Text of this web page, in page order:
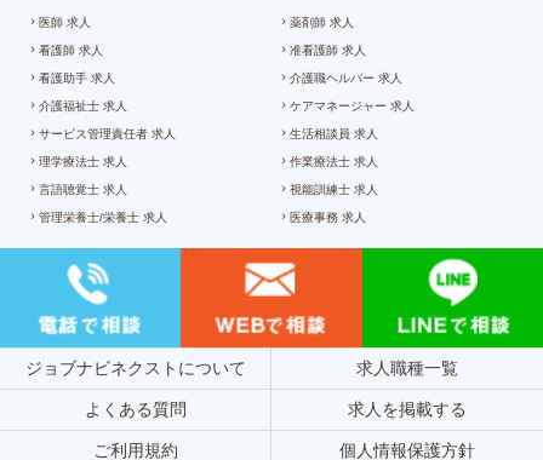
医師 求人 薬剤師 求人
看護師 求人 准看護師 求人
看護助手 求人 介護職ヘルパー 求人
介護福祉士 求人 ケアマネージャー 求人
サービス管理責任者 求人 生活相談員 求人
理学療法士 求人 作業療法士 求人
言語聴覚士 求人 視能訓練士 求人
管理栄養士/栄養士 求人 医療事務 求人
ジョブナビネクストについて 求人職種一覧
よくある質問 求人を掲載する
ご利用規約 個人情報保護方針